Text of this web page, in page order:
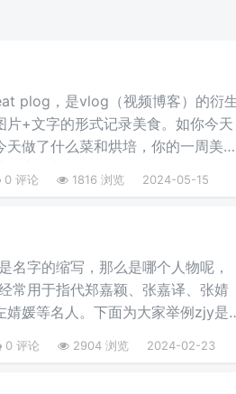
plog，是vlog（视频博客）的衍
片+文字的形式记录美食。如你今天
天做了什么菜和烘培，你的一周美食
0 评论 1816 浏览 2024-05-15
名字的缩写，那么是哪个人物呢，
常用于指代郑嘉颖、张嘉译、张婧
婧媛等名人。下面为大家举例zjy是
0 评论 2904 浏览 2024-02-23